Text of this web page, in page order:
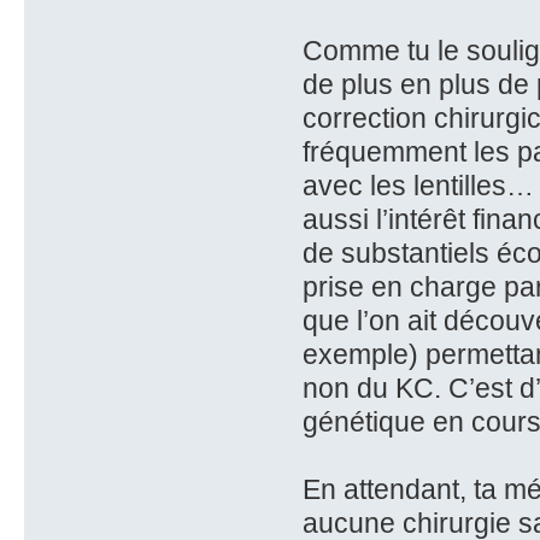
Comme tu le
de plus en plus de
correction
fréquemment les
avec les lentilles…
aussi l’intérêt
de substantiels
prise en charge
que l’on ait
exemple)
non du KC. C’est
génétique en
En attendant, ta
aucune chirurgie